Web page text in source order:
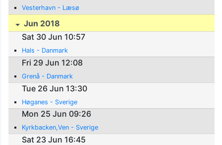
Vesterhavn - Læsø
Jun 2018
Sat 30 Jun 10:57
Hals - Danmark
Fri 29 Jun 12:08
Grenå - Danmark
Tue 26 Jun 13:30
Høganes - Sverige
Mon 25 Jun 09:26
Kyrkbacken,Ven - Sverige
Sat 23 Jun 16:45